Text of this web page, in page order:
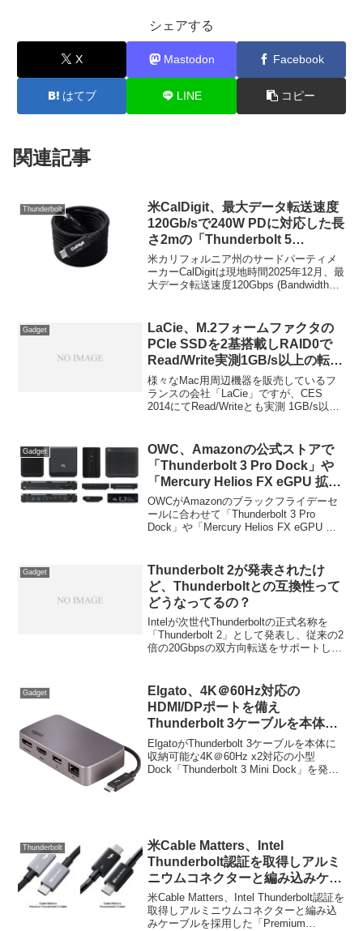
シェアする
X Mastodon Facebook
はてブ LINE コピー
関連記事
Thunderbolt
米CalDigit、最大データ転送速度
120Gb/sで240W PDに対応した長
さ2mの「Thunderbolt 5
(USB‑C) Pro Active Braided
Cable」を発売。
米カリフォルニア州のサードパーティメ
ーカーCalDigitは現地時間2025年12月、最
大データ転送速度120Gbps (Bandwidth
Thunderbolt 5 Pro Cable」を発売しまし
たが、この時発表されていた長さ2mの
Thunderbolt 5ケーブル「Thunderbolt 5
Pro Active Braided Cable」の販売が開始
されたそうです。
Gadget
LaCie、M.2フォームファクタの
PCIe SSDを2基搭載しRAID0で
Read/Write実測1GB/s以上の転送
速度を実現したストレージ
「Little Big Disk
Thunderbolt2」を発表。
様々なMac用周辺機器を販売しているフ
ランスの会社「LaCie」ですが、CES
2014にてRead/Writeとも実測 1GB/s以上
Disk Thunderbolt2」を発表したそうで
す。詳細は以下から。
Gadget
OWC、Amazonの公式ストアで
「Thunderbolt 3 Pro Dock」や
「Mercury Helios FX eGPU 拡張
ボックス」などを10%OFFで販売
するブラックフライデーセールを
開催。
OWCがAmazonのブラックフライデーセ
ールに合わせて「Thunderbolt 3 Pro
Dock」や「Mercury Helios FX eGPU 拡
Gadget
Thunderbolt 2が発表されたけ
ど、Thunderboltとの互換性って
どうなってるの？
Intelが次世代Thunderboltの正式名称を
「Thunderbolt 2」として発表し、従来の2
倍の20Gbpsの双方向転送をサポートして
の？Thunderbolt 2用のケーブルが必要な
の？詳細は以下から。
Gadget
Elgato、4K＠60Hz対応の
HDMI/DPポートを備え
Thunderbolt 3ケーブルを本体に
収納可能なドック「Thunderbolt
3 Mini Dock」を発売。
ElgatoがThunderbolt 3ケーブルを本体に
収納可能な4K＠60Hz x2対応の小型
Dock「Thunderbolt 3 Mini Dock」を発売
Thunderbolt
米Cable Matters、Intel
Thunderbolt認証を取得しアルミ
ニウムコネクターと編み込みケー
ブルを採用した「Premium
Thunderbolt 5 Cable」を発売。
米Cable Matters、Intel Thunderbolt認証を
取得しアルミニウムコネクターと編み込
みケーブルを採用した「Premium